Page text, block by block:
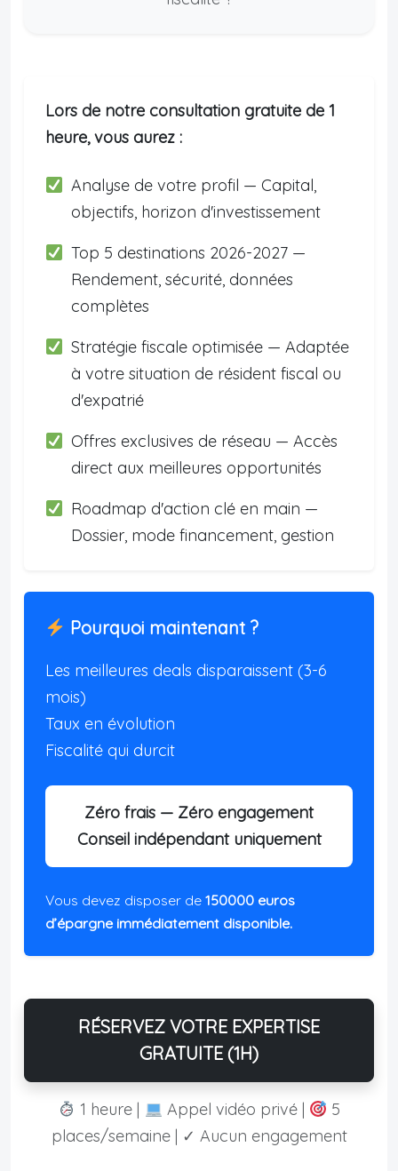
Lors de notre consultation gratuite de 1
heure, vous aurez :
Analyse de votre profil — Capital,
objectifs, horizon d'investissement
Top 5 destinations 2026-2027 —
Rendement, sécurité, données
complètes
Stratégie fiscale optimisée — Adaptée
à votre situation de résident fiscal ou
d'expatrié
Offres exclusives de réseau — Accès
direct aux meilleures opportunités
Roadmap d'action clé en main —
Dossier, mode financement, gestion
Pourquoi maintenant ?
Les meilleures deals disparaissent (3-6
mois)
Taux en évolution
Fiscalité qui durcit
Zéro frais — Zéro engagement
Conseil indépendant uniquement
Vous devez disposer de 150000 euros
d’épargne immédiatement disponible.
RÉSERVEZ VOTRE EXPERTISE
GRATUITE (1H)
1 heure | Appel vidéo privé |
5
places/semaine | ✓ Aucun engagement